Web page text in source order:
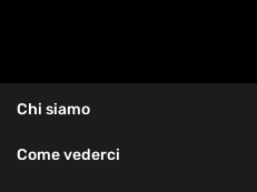
Chi siamo
Come vederci